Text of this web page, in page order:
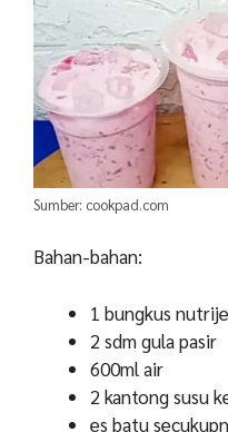
Sumber: cookpad.com
Bahan-bahan:
1 bungkus
2 sdm gula pasir
600ml air
2 kantong susu
es batu